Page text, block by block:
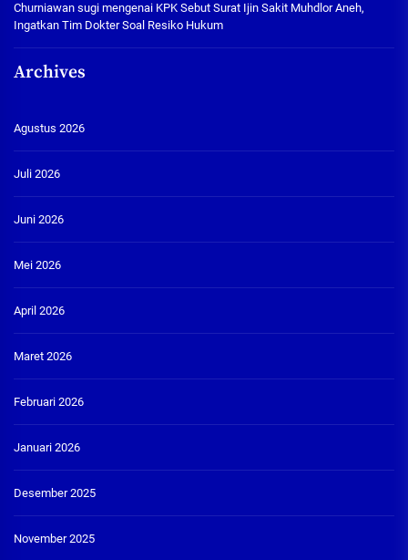
Churniawan sugi mengenai KPK Sebut Surat Ijin Sakit Muhdlor Aneh,
Ingatkan Tim Dokter Soal Resiko Hukum
Archives
Agustus 2026
Juli 2026
Juni 2026
Mei 2026
April 2026
Maret 2026
Februari 2026
Januari 2026
Desember 2025
November 2025